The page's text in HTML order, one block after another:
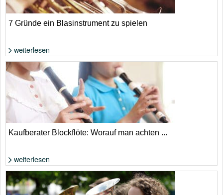
Foto: Shutterstock von furtseff
7 Gründe ein Blasinstrument zu spielen
weiterlesen
Foto: Shutterstock von KPG_Payless
Kaufberater Blockflöte: Worauf man achten ...
weiterlesen